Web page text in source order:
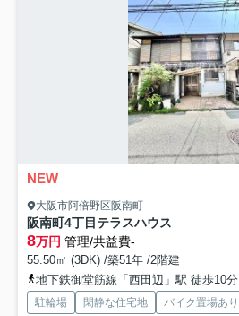
NEW
大阪市阿倍野区阪南町
阪南町4丁目テラスハウス
8万円 管理/共益費-
55.50㎡ (3DK) /築51年 /2階建
地下鉄御堂筋線「西田辺」駅 徒歩10分
駐輪場 閑静な住宅地 バイク置場あり